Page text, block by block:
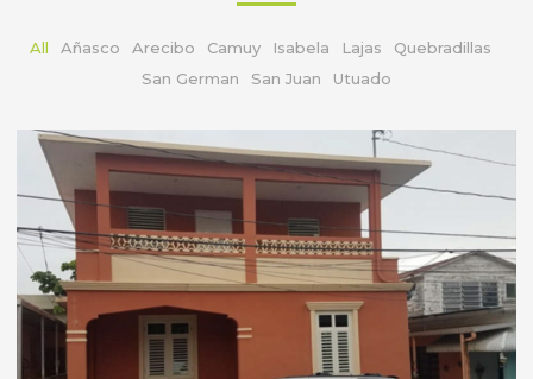
All Añasco Arecibo Camuy Isabela Lajas
Quebradillas
San German
San Juan Utuado